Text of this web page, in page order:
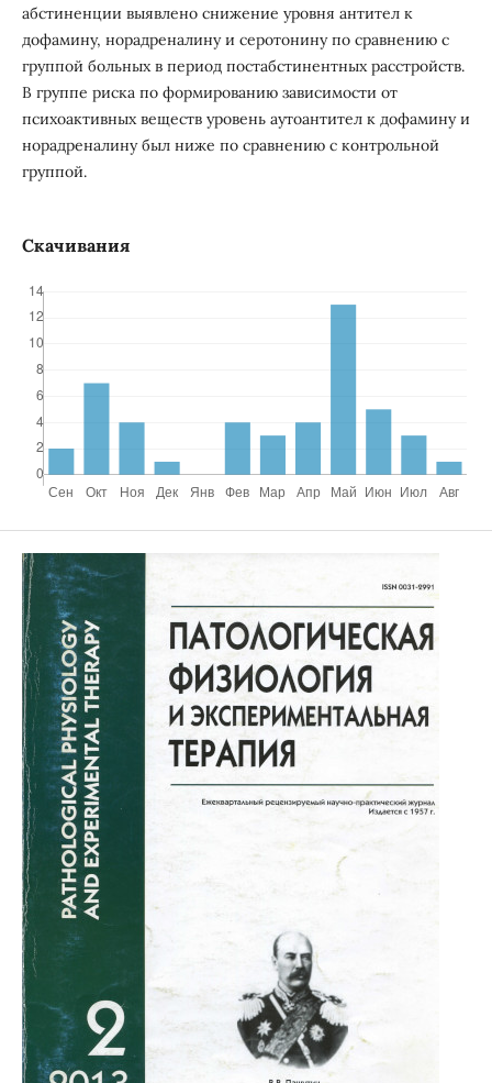
абстиненции выявлено снижение уровня антител к
дофамину, норадреналину и серотонину по сравнению с
группой больных в период постабстинентных расстройств.
В группе риска по формированию зависимости от
психоактивных веществ уровень аутоантител к дофамину и
норадреналину был ниже по сравнению с контрольной
группой.
Скачивания